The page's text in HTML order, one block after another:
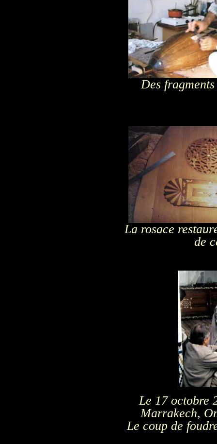
Des
La rosace
de
Le 17 octobre
Marrakech,
Le coup de